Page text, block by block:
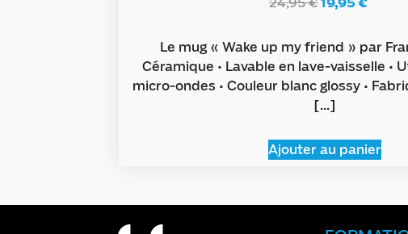
Le mug « Wake up my friend » par
Céramique • Lavable en lave-vaisselle •
micro-ondes • Couleur blanc glossy •
[…]
Ajouter au panier